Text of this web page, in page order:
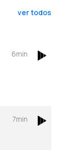
ver todos
6min
7min